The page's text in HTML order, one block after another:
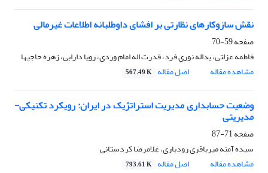
نقش سازوکارهای نظارتی بر افشای داوطلبانه اطلاعات غیرمالی
صفحه59-70
فاطمه عزلتی، یداله نوری فرد، قدرت اله امام وردی، رویا دارابی، زهره حاجیها
مشاهده مقاله
اصل مقاله 567.49 K
وضعیت حسابداری مدیریت استراتژیک در ایران: رویکرد تکنیکی-
مدیریتی
صفحه71-87
سیده آمنه میرباقری رودباری، غلامرضا کردستانی
مشاهده مقاله
اصل مقاله 793.61 K